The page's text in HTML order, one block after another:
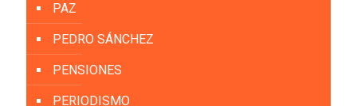
PAZ
PEDRO SÁNCHEZ
PENSIONES
PERIODISMO